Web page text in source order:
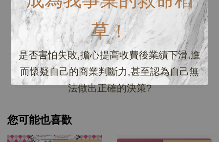
草！
是否害怕失敗,擔心提高收費後業績下滑,進
而懷疑自己的商業判斷力,甚至認為自己無
法做出正確的決策?
0/ 5
總共有 個評價
您可能也喜歡